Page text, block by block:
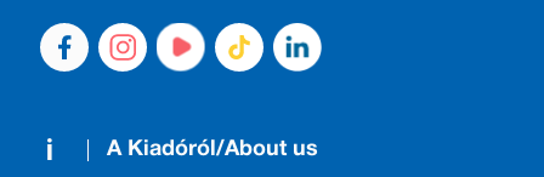
A Kiadóról/About us